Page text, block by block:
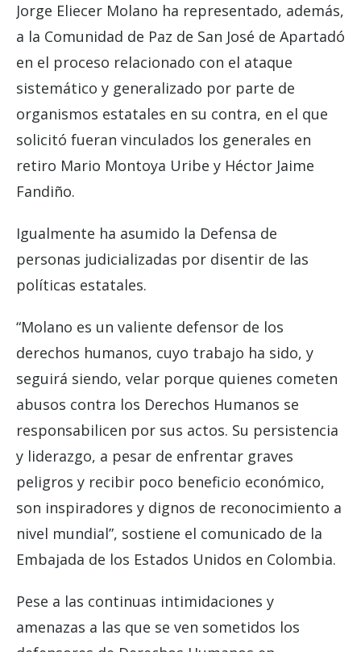
Jorge Eliecer Molano ha representado, además,
a la Comunidad de Paz de San José de Apartadó
en el proceso relacionado con el ataque
sistemático y generalizado por parte de
organismos estatales en su contra, en el que
solicitó fueran vinculados los generales en
retiro Mario Montoya Uribe y Héctor Jaime
Fandiño.
Igualmente ha asumido la Defensa de
personas judicializadas por disentir de las
políticas estatales.
“Molano es un valiente defensor de los
derechos humanos, cuyo trabajo ha sido, y
seguirá siendo, velar porque quienes cometen
abusos contra los Derechos Humanos se
responsabilicen por sus actos. Su persistencia
y liderazgo, a pesar de enfrentar graves
peligros y recibir poco beneficio económico,
son inspiradores y dignos de reconocimiento a
nivel mundial”, sostiene el comunicado de la
Embajada de los Estados Unidos en Colombia.
Pese a las continuas intimidaciones y
amenazas a las que se ven sometidos los